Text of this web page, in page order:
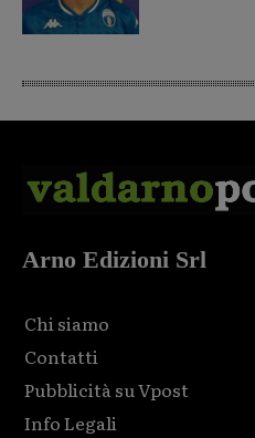
Arno Edizioni Srl
Chi siamo
Contatti
Pubblicità su Vpost
Info Legali